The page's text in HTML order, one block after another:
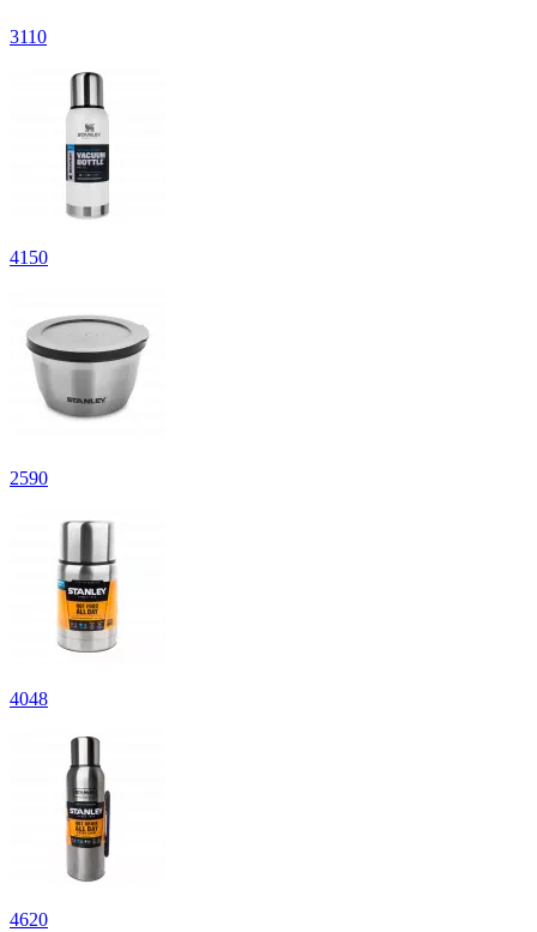
3110
4150
2590
4048
4620